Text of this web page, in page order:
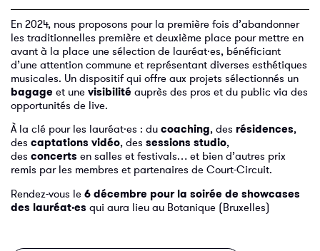
En 2024, nous proposons pour la première fois d’abandonner
les traditionnelles première et deuxième place pour mettre en
avant à la place une sélection de lauréat·es, bénéficiant
d’une attention commune et représentant diverses esthétiques
musicales. Un dispositif qui offre aux projets sélectionnés un
bagage et une visibilité auprès des pros et du public via des
opportunités de live.
À la clé pour les lauréat·es : du coaching, des résidences,
des captations vidéo, des sessions studio,
des concerts en salles et festivals… et bien d’autres prix
remis par les membres et partenaires de Court-Circuit.
Rendez-vous le 6 décembre pour la soirée de showcases
des lauréat·es qui aura lieu au Botanique (Bruxelles)